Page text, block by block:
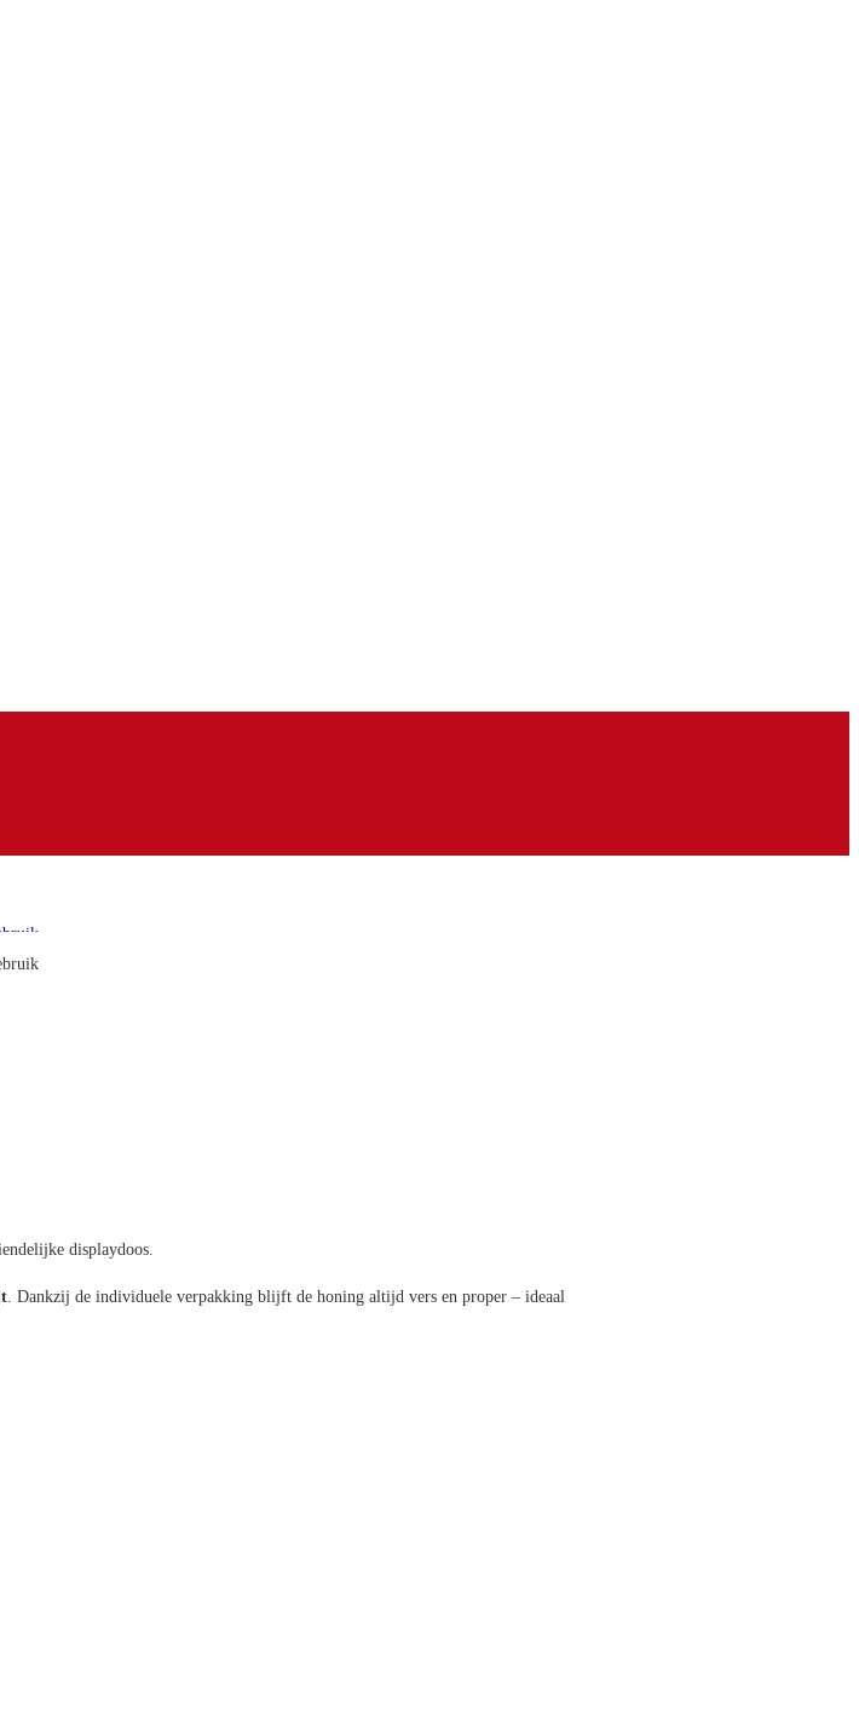
displaydoos.
. Dankzij de individuele verpakking blijft de honing altijd vers en proper – ideaal